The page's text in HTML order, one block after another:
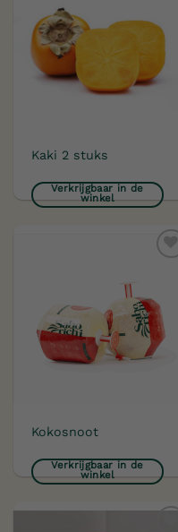
verlanglijst
Kaki 2 stuks
Verkrijgbaar in de
winkel
verlanglijst
Kokosnoot
Verkrijgbaar in de
winkel